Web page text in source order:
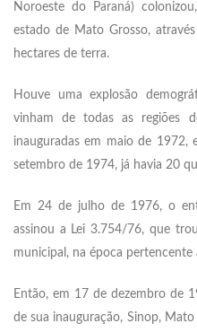
Noroeste do Paraná)
estado de Mato Grosso,
hectares de terra.
Houve uma explosão
vinham de todas as regiões
inauguradas em maio de 1972,
setembro de 1974, já havia 20
Em 24 de julho de 1976, o
assinou a Lei 3.754/76, que
municipal, na época pertencente
Então, em 17 de dezembro de
de sua inauguração, Sinop,